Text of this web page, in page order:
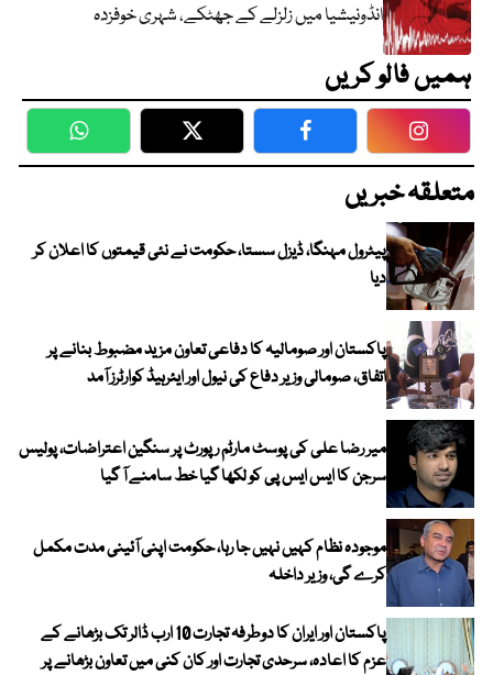
انڈونیشیا میں زلزلے کے جھٹکے، شہری خوفزدہ
ہمیں فالو کریں
WhatsApp Twitter Facebook
متعلقہ خبریں
پیٹرول مہنگا، ڈیزل سستا، حکومت نے نئی قیمتوں کا اعلان کر
دیا
پاکستان اور صومالیہ کا دفاعی تعاون مزید مضبوط بنانے پر
اتفاق، صومالی وزیر دفاع کی نیول اور ایئرہیڈ کوارٹرز آمد
میر رضا علی کی پوسٹ مارٹم رپورٹ پر سنگین اعتراضات، پولیس
سرجن کا ایس ایس پی کو لکھا گیا خط سامنے آ گیا
موجودہ نظام کہیں نہیں جا رہا، حکومت اپنی آئینی مدت مکمل
کرے گی، وزیر داخلہ
پاکستان اور ایران کا دوطرفہ تجارت 10 ارب ڈالر تک بڑھانے کے
عزم کا اعادہ، سرحدی تجارت اور کان کنی میں تعاون بڑھانے پر